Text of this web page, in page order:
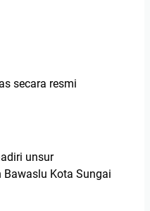
secara resmi
unsur
Kota Sungai